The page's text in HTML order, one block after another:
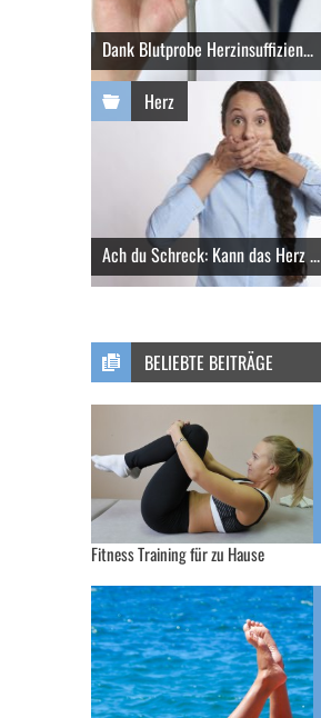
Dank Blutprobe Herzinsuffizien...
Herz
Ach du Schreck: Kann das Herz ...
BELIEBTE BEITRÄGE
Fitness Training für zu Hause